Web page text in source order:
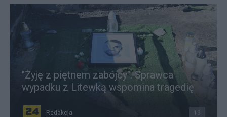
"Żyję z piętnem zabójcy". Sprawca
wypadku z Litewką wspomina tragedię
Redakcja 19